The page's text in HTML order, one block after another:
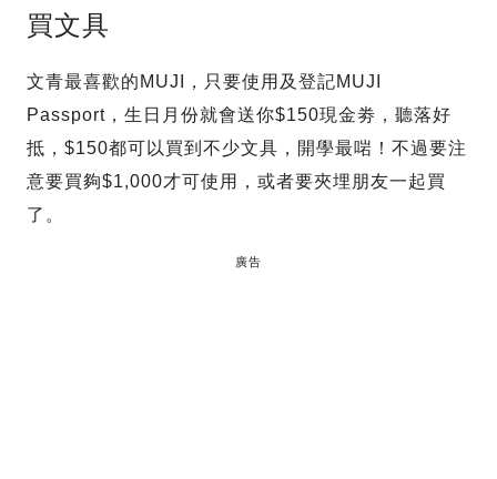
買文具
文青最喜歡的MUJI，只要使用及登記MUJI
Passport，生日月份就會送你$150現金劵，聽落好
抵，$150都可以買到不少文具，開學最啱！不過要注
意要買夠$1,000才可使用，或者要夾埋朋友一起買
了。
廣告